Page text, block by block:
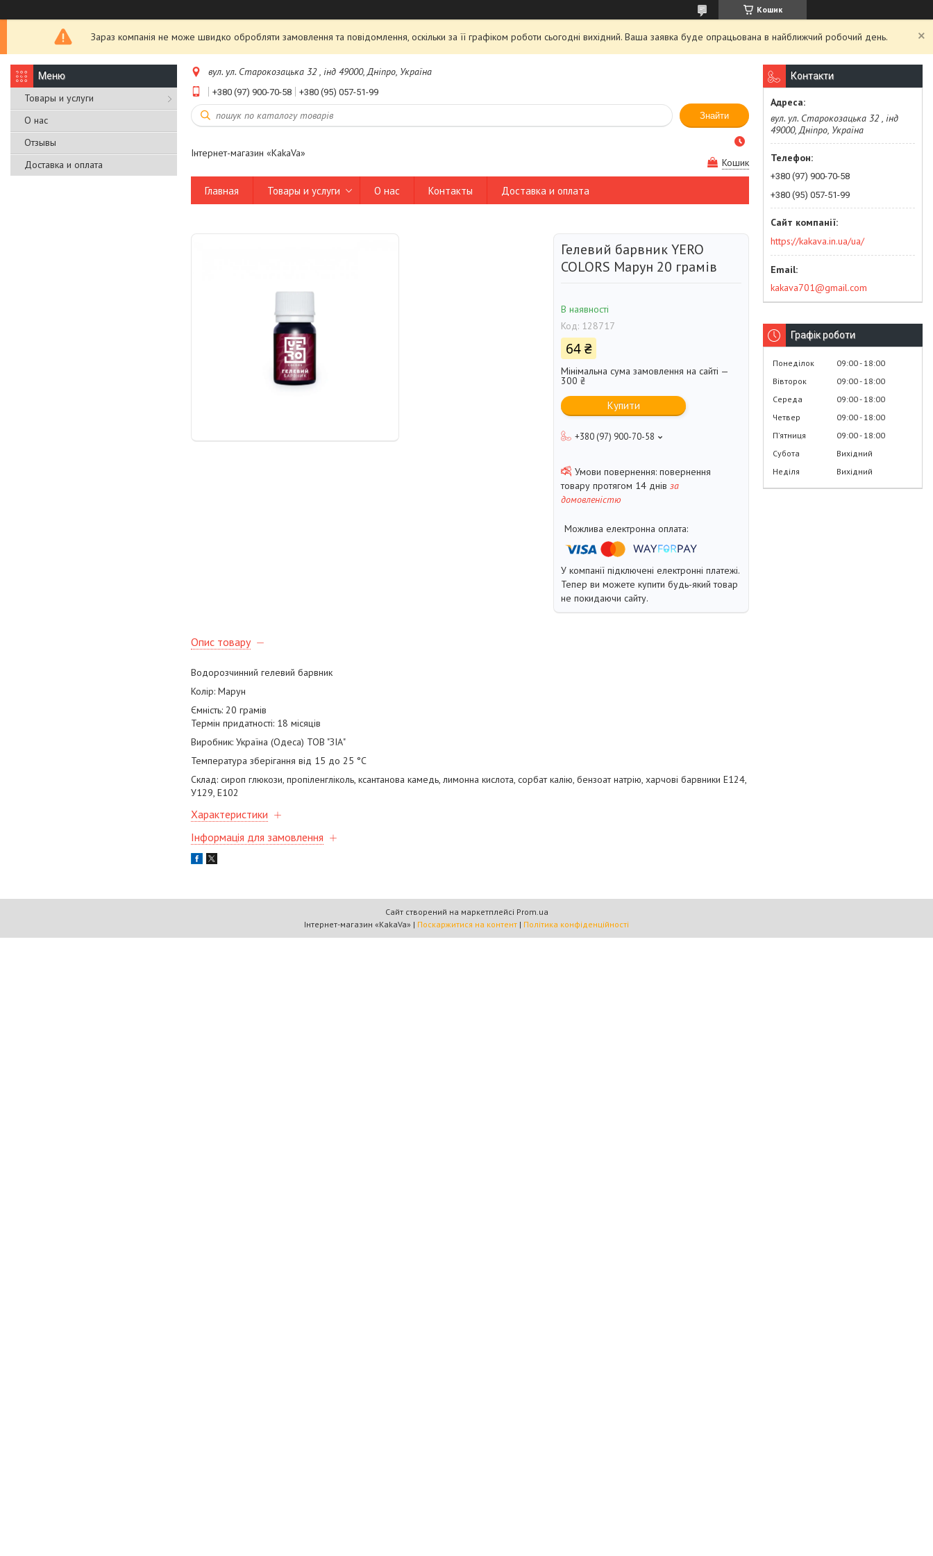
Кошик
Зараз компанія не може швидко обробляти замовлення та повідомлення, оскільки за її графіком роботи сьогодні вихідний. Ваша заявка буде опрацьована в найближчий робочий день.
Товары и услуги
О нас
Отзывы
Доставка и оплата
вул. ул. Старокозацька 32 , інд 49000, Дніпро, Україна
+380 (97) 900-70-58 +380 (95) 057-51-99
Знайти
Інтернет-магазин «KakaVa»
Кошик
Главная Товары и услуги О нас Контакты Доставка и оплата
Гелевий барвник YERO
COLORS Марун 20 грамів
В наявності
Код: 128717
64 ₴
Мінімальна сума замовлення на сайті —
300 ₴
Купити
+380 (97) 900-70-58
повернення
товару протягом 14 днів за
домовленістю
У компанії підключені електронні платежі.
Тепер ви можете купити будь-який товар
не покидаючи сайту.
Опис товару
Водорозчинний гелевий барвник
Колір: Марун
Ємність: 20 грамів
Термін придатності: 18 місяців
Виробник: Україна (Одеса) ТОВ "ЗІА"
Температура зберігання від 15 до 25 °C
Склад: сироп глюкози, пропіленгліколь, ксантанова камедь, лимонна кислота, сорбат калію, бензоат натрію, харчові барвники Е124,
У129, Е102
Характеристики
Інформація для замовлення
Контакти
вул. ул. Старокозацька 32 , інд
49000, Дніпро, Україна
+380 (97) 900-70-58
+380 (95) 057-51-99
https://kakava.in.ua/ua/
kakava701@gmail.com
Графік роботи
Понеділок 09:00 18:00
Вівторок
09:00 18:00
Середа
09:00 18:00
Четвер
09:00 18:00
Пʼятниця
09:00 18:00
Субота
Вихідний
Неділя
Вихідний
Сайт створений на маркетплейсі Prom.ua
Інтернет-магазин «KakaVa» | Поскаржитися на контент | Політика конфіденційності